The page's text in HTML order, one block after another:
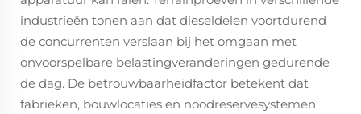
industrieën tonen aan dat dieseldelen voortdurend
de concurrenten verslaan bij het omgaan met
onvoorspelbare belastingveranderingen gedurende
de dag. De betrouwbaarheidfactor betekent dat
fabrieken, bouwlocaties en noodreservesystemen